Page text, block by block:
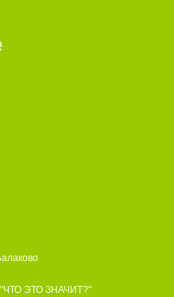
"ЧТО ЭТО ЗНАЧИТ?"